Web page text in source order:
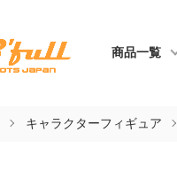
商品一覧
キャラクターフィギュア